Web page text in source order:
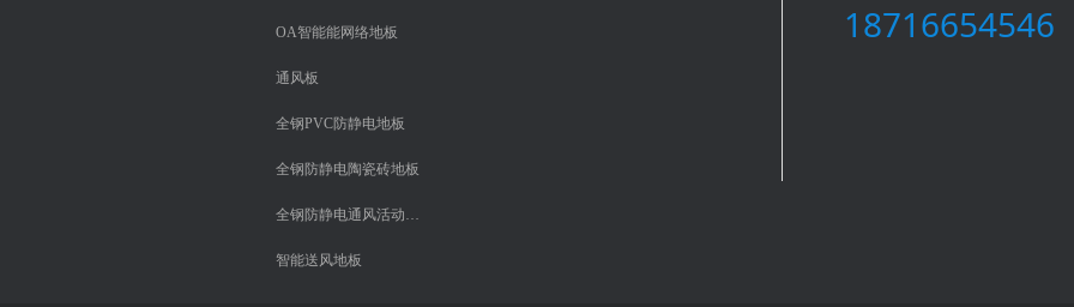
18716654546
OA智能能网络地板
通风板
全钢PVC防静电地板
全钢防静电陶瓷砖地板
全钢防静电通风活动地板
智能送风地板